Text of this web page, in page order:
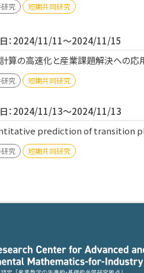
究 短期共同研究
：2024/11/11～2024/11/15
算の高速化と産業課題解決への応
究 短期共同研究
：2024/11/13～2024/11/13
prediction of transition
究 短期共同研究